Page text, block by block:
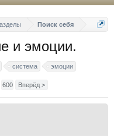
Поиск себя
и эмоции.
система эмоции
600 Вперёд >